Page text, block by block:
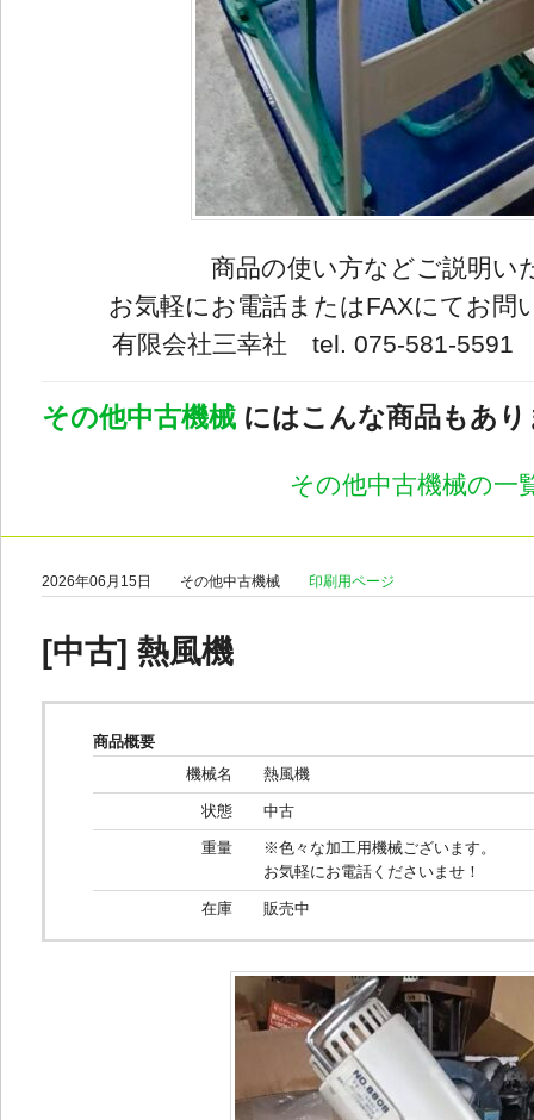
商品の使い方などご説明い
お気軽にお電話またはFAXにてお問
有限会社三幸社 tel. 075-581-5591
その他中古機械 にはこんな商品もあ
その他中古機械の一
2026年06月15日 その他中古機械 印刷用ページ
[中古] 熱風機
商品概要
機械名
熱風機
状態 中古
重量
※色々な加工用機械ございます。
お気軽にお電話くださいませ！
在庫 販売中